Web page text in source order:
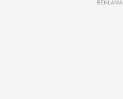
REKLAMA